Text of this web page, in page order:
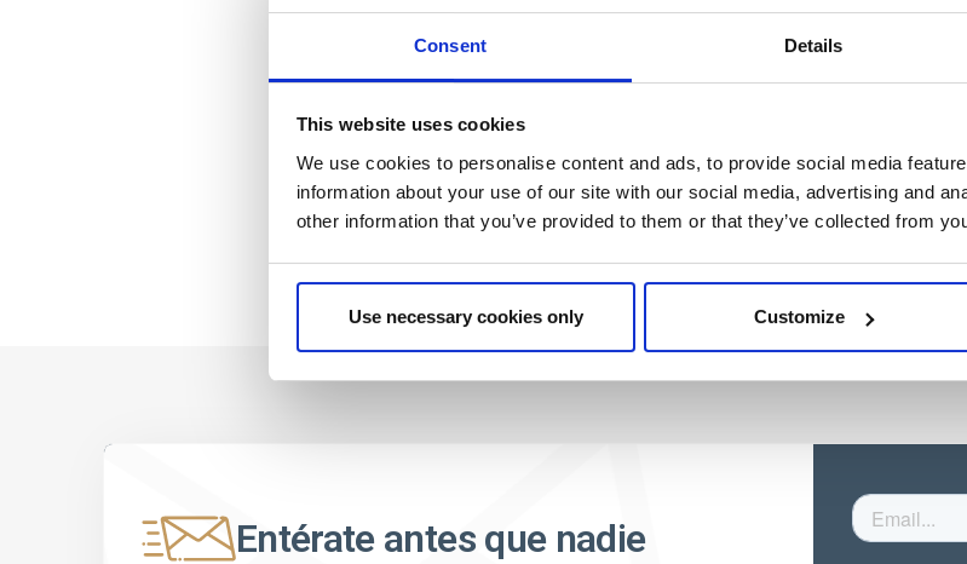
Consent Details
This website uses cookies
We use cookies to personalise content and ads, to provide social media
information about your use of our site with our social media, advertising and
other information that you’ve provided to them or that they’ve collected from
Use necessary cookies only Customize
Entérate antes que nadie